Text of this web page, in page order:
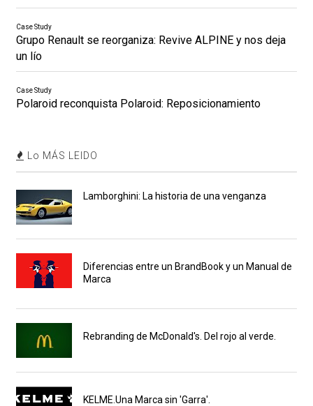
Case Study
Grupo Renault se reorganiza: Revive ALPINE y nos deja
un lío
Case Study
Polaroid reconquista Polaroid: Reposicionamiento
Lo MÁS LEIDO
Lamborghini: La historia de una venganza
Diferencias entre un BrandBook y un Manual de
Marca
Rebranding de McDonald's. Del rojo al verde.
KELME.Una Marca sin 'Garra'.